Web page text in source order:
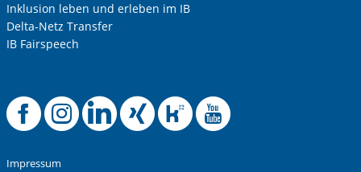
Anti-Roboter-Verifizierung
Inklusion leben und erleben im IB
Delta-Netz Transfer
IB Fairspeech
Offizielle
Offizielle
Offizielle
Offizielle
Offizielle
Impressum